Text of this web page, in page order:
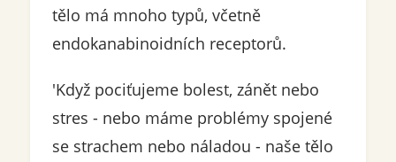
tělo má mnoho typů, včetně
endokanabinoidních receptorů.
'Když pociťujeme bolest, zánět nebo
stres - nebo máme problémy spojené
se strachem nebo náladou - naše tělo